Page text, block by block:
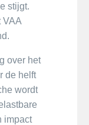
stijgt.
VAA
over het
de helft
wordt
impact